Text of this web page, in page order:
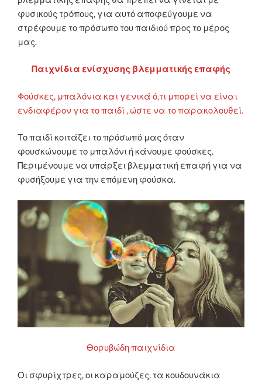
φυσικούς τρόπους, για αυτό αποφεύγουμε να
στρέφουμε το πρόσωπο του παιδιού προς το μέρος
μας.
Παιχνίδια ενίσχυσης βλεμματικής επαφής
Φούσκες, μπαλόνια και γενικά ό,τι μπορεί να είναι
ενδιαφέρον για το παιδί , ώστε να το παρακολουθεί.
Το παιδί κοιτάζει το πρόσωπό μας όταν
φουσκώνουμε το μπαλόνι ή κάνουμε φούσκες.
Περιμένουμε να υπάρξει βλεμματική επαφή για να
φυσήξουμε για την επόμενη φούσκα.
Θορυβώδη παιχνίδια
Οι σφυρίχτρες, οι καραμούζες, τα κουδουνάκια